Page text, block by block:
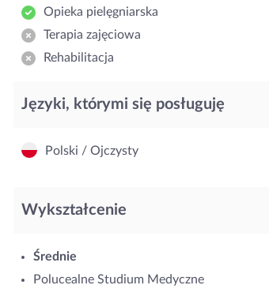
Opieka pielęgniarska
Terapia zajęciowa
Rehabilitacja
Języki, którymi się posługuję
Polski / Ojczysty
Wykształcenie
Średnie
Polucealne Studium Medyczne